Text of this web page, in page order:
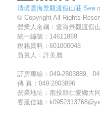
清境雲海景觀渡假山莊 Sea
© Copyright All Rights
營業人名稱：雲海景觀渡假
統一編號：14611869
稅藉資料：601000048
負責人：許美麗
訂房專線：049-2803889、
傳 真：049-2803896
營業地址：南投縣仁愛鄉大
客服信箱：